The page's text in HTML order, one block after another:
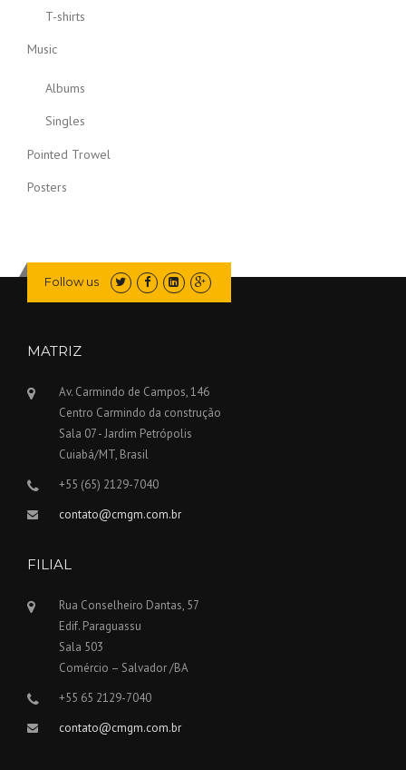
T-shirts
Music
Albums
Singles
Pointed Trowel
Posters
Follow us
MATRIZ
Av. Carmindo de Campos, 146
Centro Carmindo da construção
Sala 07 - Jardim Petrópolis
Cuiabá/MT, Brasil
+55 (65) 2129-7040
contato@cmgm.com.br
FILIAL
Rua Conselheiro Dantas, 57
Edif. Paraguassu
Sala 503
Comércio – Salvador /BA
+55 65 2129-7040
contato@cmgm.com.br